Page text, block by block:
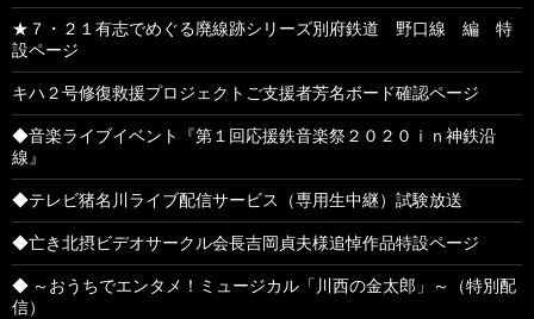
★７・２１有志でめぐる廃線跡シリーズ別府鉄道 野口線 編 特
設ページ
キハ２号修復救援プロジェクトご支援者芳名ボード確認ページ
◆音楽ライブイベント『第１回応援鉄音楽祭２０２０ｉｎ神鉄沿
線』
◆テレビ猪名川ライブ配信サービス（専用生中継）試験放送
◆亡き北摂ビデオサークル会長吉岡貞夫様追悼作品特設ページ
◆ ～おうちでエンタメ！ミュージカル「川西の金太郎」～（特別配
信）